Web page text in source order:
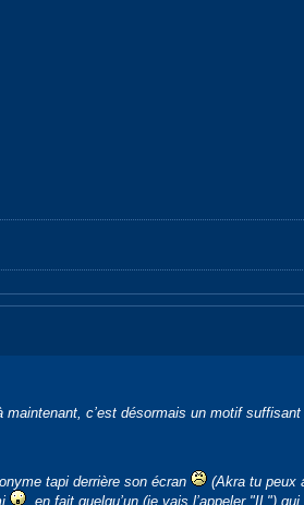
maintenant, c’est désormais un motif suffisant
tapi derrière son écran
(Akra tu peux
, en fait quelqu’un (je vais l’appeler "IL")